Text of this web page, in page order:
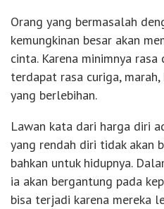
Orang yang bermasalah
kemungkinan besar akan
cinta. Karena minimnya
terdapat rasa curiga,
yang berlebihan.
Lawan kata dari harga diri
yang rendah diri tidak akan
bahkan untuk hidupnya.
ia akan bergantung pada
bisa terjadi karena mereka